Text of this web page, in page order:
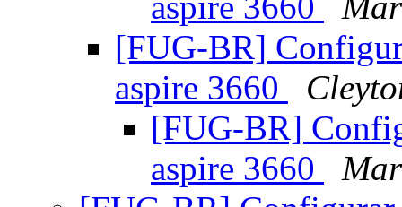
[FUG-BR]
aspire 3660
[FUG-BR]
aspire 3660